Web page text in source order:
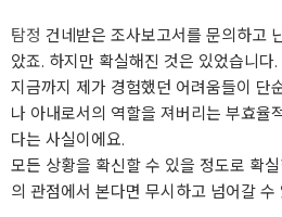
탐정 건네받은 조사보고서를 문의하고
았죠. 하지만 확실해진 것은 있었습니다.
지금까지 제가 경험했던 어려움들이 단
나 아내로서의 역할을 져버리는 부효율
다는 사실이에요.
모든 상황을 확신할 수 있을 정도로 확
의 관점에서 본다면 무시하고 넘어갈